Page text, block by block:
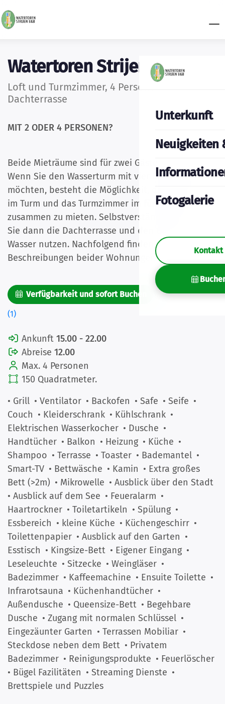
Unterkunft
Neuigkeiten
Fotogalerie
Kontakt
Watertoren Strijen
Loft und Turmzimmer, 4 Personen, 5 Etagen +
Dachterrasse
MIT 2 ODER 4 PERSONEN?
Beide Mieträume sind für zwei Gäste geeignet.
Wenn Sie den Wasserturm mit vier Gästen erleben
möchten, besteht die Möglichkeit, das Loft oben
im Turm und das Turmzimmer im fünften Stock
zusammen zu mieten. Selbstverständlich können
Sie dann die Dachterrasse und den Garten am
Wasser nutzen. Nachfolgend finden Sie die
Beschreibungen beider Wohnungen.
Verfügbarkeit und sofort Buchen
Bilder
(1)
Ankunft 15.00 - 22.00
Abreise 12.00
Max. 4 Personen
150 Quadratmeter.
• Grill • Ventilator • Backofen • Safe • Seife •
Couch • Kleiderschrank • Kühlschrank •
Elektrischen Wasserkocher • Dusche •
Handtücher • Balkon • Heizung • Küche •
Shampoo • Terrasse • Toaster • Bademantel •
Smart-TV • Bettwäsche • Kamin • Extra großes
Bett (>2m) • Mikrowelle • Ausblick über den Stadt
• Ausblick auf dem See • Feueralarm •
Haartrockner • Toiletartikeln • Spülung •
Essbereich • kleine Küche • Küchengeschirr •
Toilettenpapier • Ausblick auf den Garten •
Esstisch • Kingsize-Bett • Eigener Eingang •
Leseleuchte • Sitzecke • Weingläser •
Badezimmer • Kaffeemachine • Ensuite Toilette •
Infrarotsauna • Küchenhandtücher •
Außendusche • Queensize-Bett • Begehbare
Dusche • Zugang mit normalen Schlüssel •
Eingezäunter Garten • Terrassen Mobiliar •
Steckdose neben dem Bett • Privatem
Badezimmer • Reinigungsprodukte • Feuerlöscher
• Bügel Fazilitäten • Streaming Dienste •
Brettspiele und Puzzles